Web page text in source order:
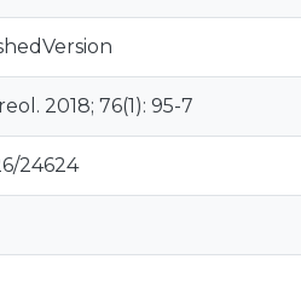
2018; 76(1): 95-7
24624